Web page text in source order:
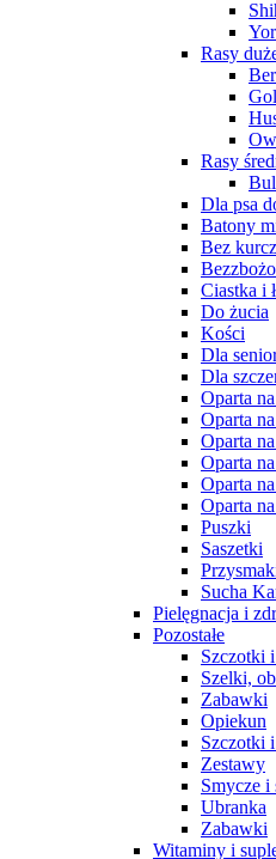
Rasy
Rasy
Dla psa
Batony
Bez
Ciastka i
Do żucia
Kości
Dla
Dla
Oparta
Oparta
Oparta
Oparta
Oparta
Oparta
Puszki
Saszetki
Sucha
Pielęgnacja i
Pozostałe
Szczotki
Szelki,
Zabawki
Opiekun
Szczotki
Zestawy
Smycze i
Ubranka
Zabawki
Witaminy i